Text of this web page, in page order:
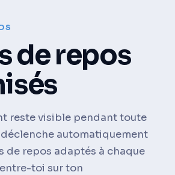
de repos
reste visible pendant toute
déclenche automatiquement
de repos adaptés à chaque
toi sur ton